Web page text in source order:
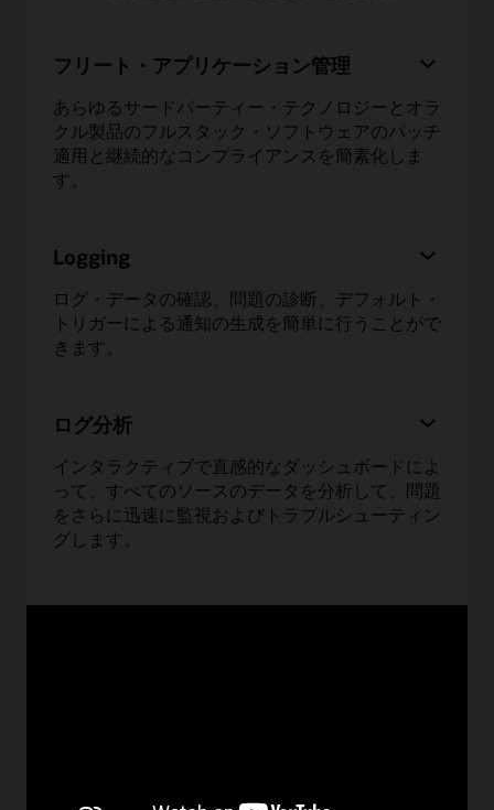
フリート・アプリケーション管理
あらゆるサードパーティー・テクノロジーとオラ
クル製品のフルスタック・ソフトウェアのパッチ
適用と継続的なコンプライアンスを簡素化しま
す。
Logging
ログ・データの確認、問題の診断、デフォルト・
トリガーによる通知の生成を簡単に行うことがで
きます。
ログ分析
インタラクティブで直感的なダッシュボードによ
って、すべてのソースのデータを分析して、問題
をさらに迅速に監視およびトラブルシューティン
グします。